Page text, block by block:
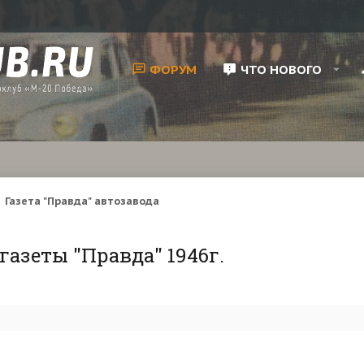
ФОРУМ ЧТО НОВОГО
Газета "Правда" автозавода
"Правда" 1946г.